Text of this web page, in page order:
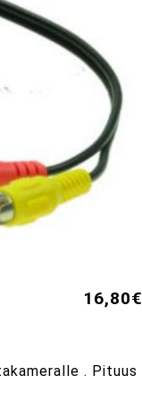
16,80€
. Pituus